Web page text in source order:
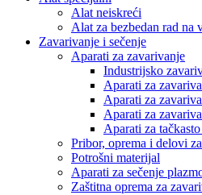
Alat neiskreći
Alat za bezbedan rad na
Zavarivanje i sečenje
Aparati za zavarivanje
Industrijsko
Aparati za
Aparati za
Aparati za
Aparati za
Pribor, oprema i delovi
Potrošni materijal
Aparati za sečenje
Zaštitna oprema za